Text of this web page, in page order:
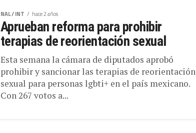
NAL / INT hace 2 años
Aprueban reforma para prohibir
terapias de reorientación sexual
Esta semana la cámara de diputados aprobó
prohibir y sancionar las terapias de reorientación
sexual para personas lgbti+ en el país mexicano.
Con 267 votos a...